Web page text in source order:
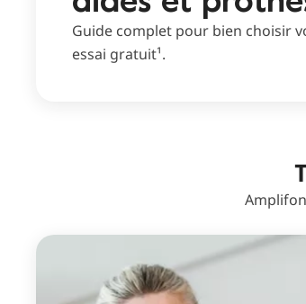
Guide complet pour bien choisir
essai gratuit¹.